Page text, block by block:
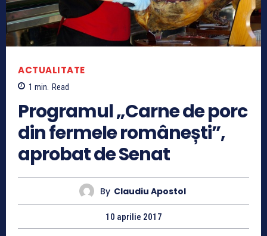
ACTUALITATE
1 min. Read
Programul „Carne de porc
din fermele românești”,
aprobat de Senat
By Claudiu Apostol
10 aprilie 2017